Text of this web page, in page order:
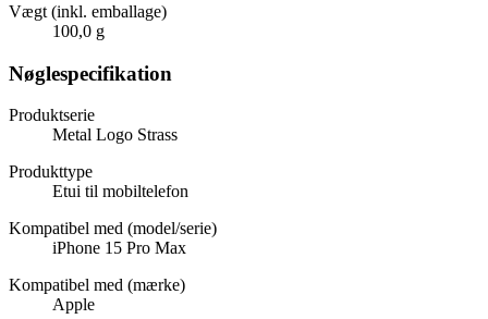
Vægt (inkl. emballage)
100,0 g
Nøglespecifikation
Produktserie
Metal Logo Strass
Produkttype
Etui til mobiltelefon
Kompatibel med (model/serie)
iPhone 15 Pro Max
Kompatibel med (mærke)
Apple